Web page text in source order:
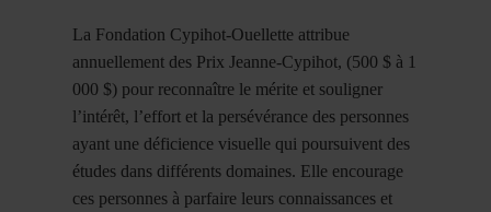
La Fondation Cypihot-Ouellette attribue
annuellement des Prix Jeanne-Cypihot, (500 $ à 1
000 $) pour reconnaître le mérite et souligner
l’intérêt, l’effort et la persévérance des personnes
ayant une déficience visuelle qui poursuivent des
études dans différents domaines. Elle encourage
ces personnes à parfaire leurs connaissances et